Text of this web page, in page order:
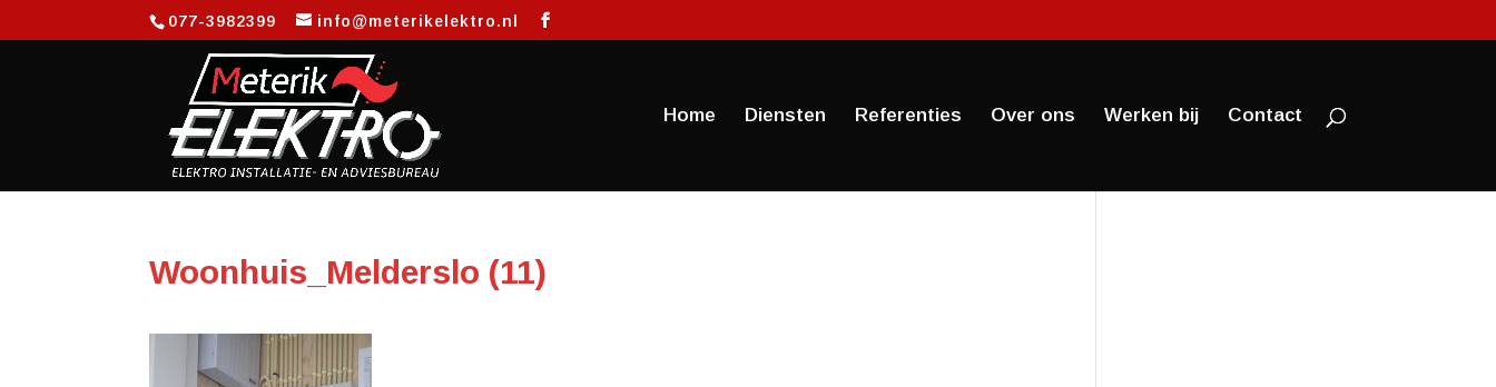
077-3982399 info@meterikelektro.nl
Home Diensten Referenties Over ons Werken bij Contact
Woonhuis_Melderslo (11)